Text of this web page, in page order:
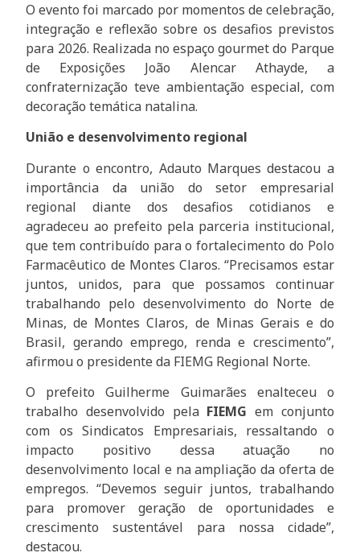
O evento foi marcado por momentos de celebração,
integração e reflexão sobre os desafios previstos
para 2026. Realizada no espaço gourmet do Parque
de Exposições João Alencar Athayde, a
confraternização teve ambientação especial, com
decoração temática natalina.
União e desenvolvimento regional
Durante o encontro, Adauto Marques destacou a
importância da união do setor empresarial
regional diante dos desafios cotidianos e
agradeceu ao prefeito pela parceria institucional,
que tem contribuído para o fortalecimento do Polo
Farmacêutico de Montes Claros. “Precisamos estar
juntos, unidos, para que possamos continuar
trabalhando pelo desenvolvimento do Norte de
Minas, de Montes Claros, de Minas Gerais e do
Brasil, gerando emprego, renda e crescimento”,
afirmou o presidente da FIEMG Regional Norte.
O prefeito Guilherme Guimarães enalteceu o
trabalho desenvolvido pela FIEMG em conjunto
com os Sindicatos Empresariais, ressaltando o
impacto positivo dessa atuação no
desenvolvimento local e na ampliação da oferta de
empregos. “Devemos seguir juntos, trabalhando
para promover geração de oportunidades e
crescimento sustentável para nossa cidade”,
destacou.